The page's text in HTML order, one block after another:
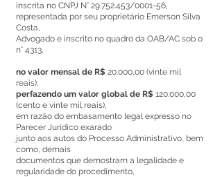
inscrita no CNPJ N° 29.752.453/0001-56,
representada por seu proprietário Emerson Silva
Costa,
Advogado e inscrito no quadro da OAB/AC sob o
n° 4313,
no valor mensal de R$ 20.000,00 (vinte mil
reais),
perfazendo um valor global de R$ 120.000,00
(cento e vinte mil reais),
em razão do embasamento legal expresso no
Parecer Jurídico exarado
junto aos autos do Processo Administrativo, bem
como, demais
documentos que demostram a legalidade e
regularidade do procedimento,